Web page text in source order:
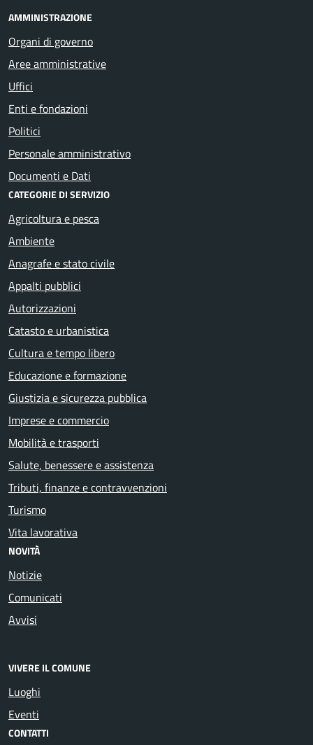
AMMINISTRAZIONE
Organi di governo
Aree amministrative
Uffici
Enti e fondazioni
Politici
Personale amministrativo
Documenti e Dati
CATEGORIE DI SERVIZIO
Agricoltura e pesca
Ambiente
Anagrafe e stato civile
Appalti pubblici
Autorizzazioni
Catasto e urbanistica
Cultura e tempo libero
Educazione e formazione
Giustizia e sicurezza pubblica
Imprese e commercio
Mobilità e trasporti
Salute, benessere e assistenza
Tributi, finanze e contravvenzioni
Turismo
Vita lavorativa
NOVITÀ
Notizie
Comunicati
Avvisi
VIVERE IL COMUNE
Luoghi
Eventi
CONTATTI